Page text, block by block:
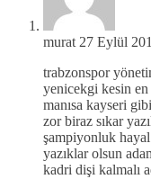
murat 27 Eylül
trabzonspor
yenicekgi kesin en
manısa kayseri
zor biraz sıkar
şampiyonluk hayal
yazıklar olsun
kadri dişi kalmalı